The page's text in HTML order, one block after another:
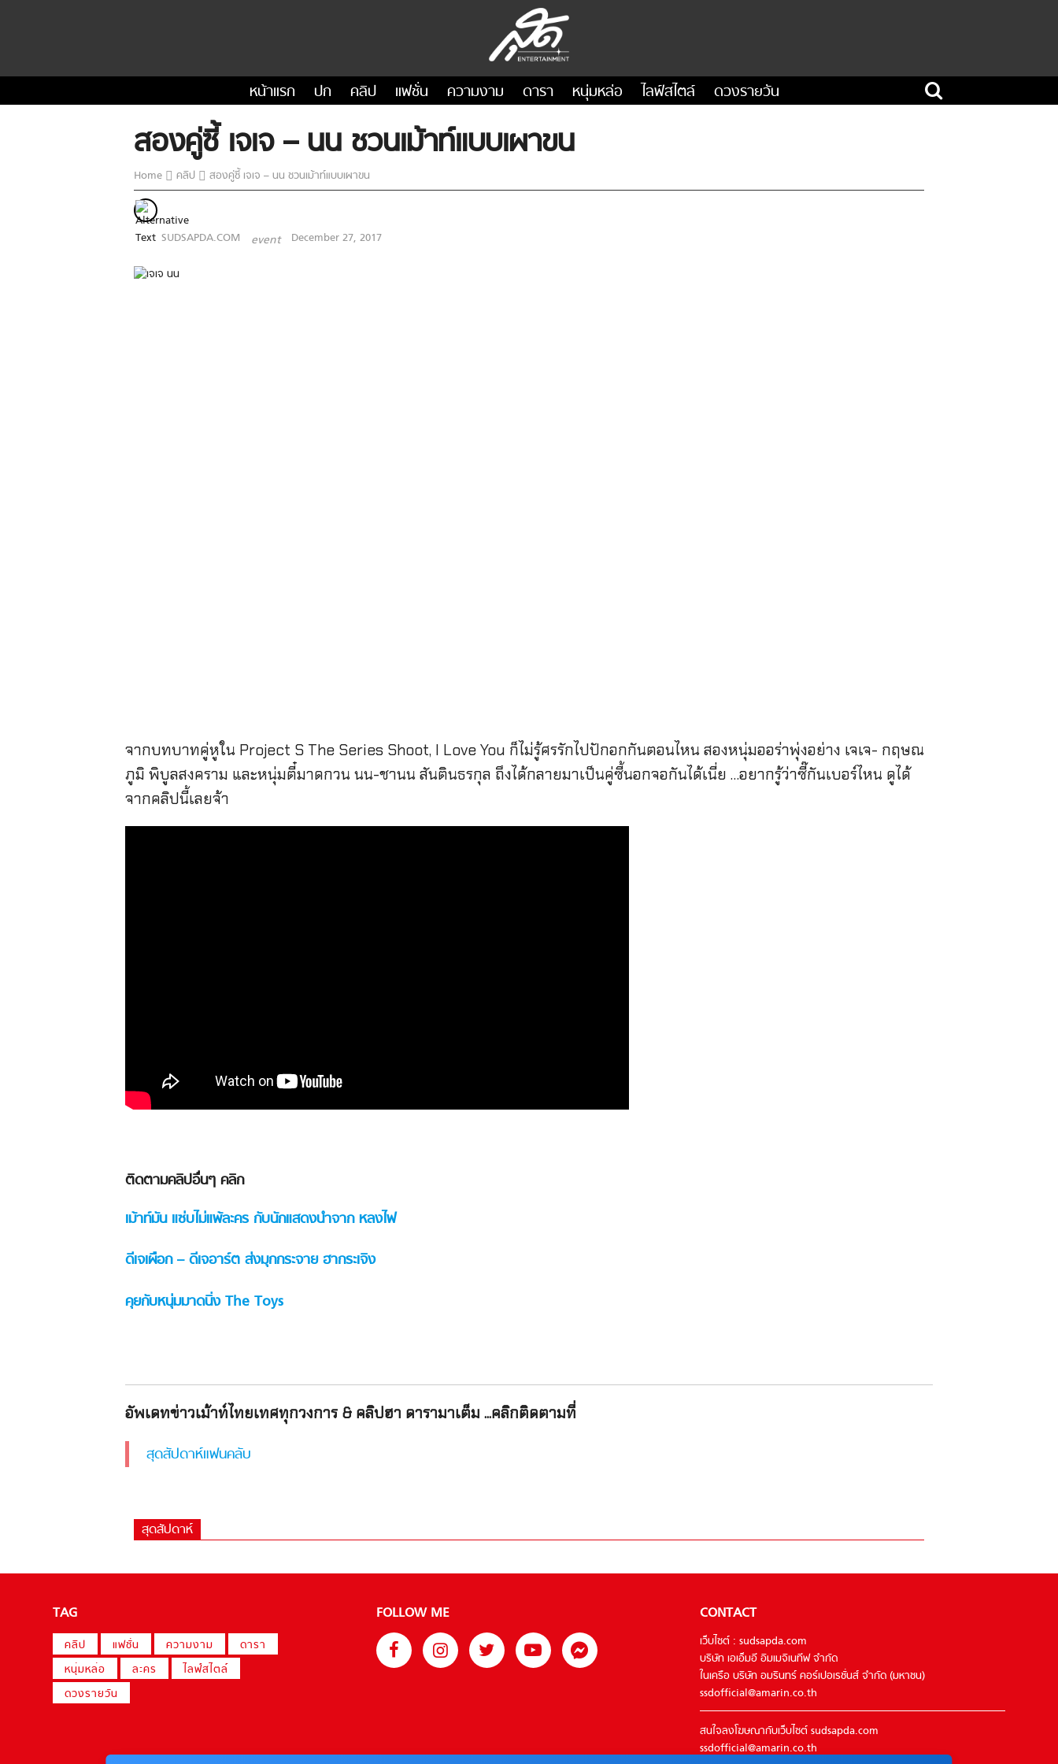
หน้าแรก ปก คลิป แฟชั่น ความงาม ดารา หนุ่มหล่อ ไลฟ์สไตล์ ดวงรายวัน
สองคู่ซี้ เจเจ – นน ชวนเม้าท์แบบเผาขน
Home คลิป สองคู่ซี้ เจเจ – นน ชวนเม้าท์แบบเผาขน
SUDSAPDA.COM event December 27, 2017
จากบทบาทคู่หูใน Project S The Series Shoot, I Love You ก็ไม่รู้ศรรักไปปักอกกันตอนไหน สองหนุ่มออร่าพุ่งอย่าง เจเจ- กฤษณ
ภูมิ พิบูลสงคราม และหนุ่มตี๋มาดกวน นน-ชานน สันตินธรกุล ถึงได้กลายมาเป็นคู่ซี้นอกจอกันได้เนี่ย …อยากรู้ว่าซี๊กันเบอร์ไหน ดูได้
จากคลิปนี้เลยจ้า
ติดตามคลิปอื่นๆ คลิก
เม้าท์มัน แซ่บไม่แพ้ละคร กับนักแสดงนำจาก หลงไฟ
ดีเจเผือก – ดีเจอาร์ต ส่งมุกกระจาย ฮากระเจิง
คุยกับหนุ่มมาดนิ่ง The Toys
อัพเดทข่าวเม้าท์ไทยเทศทุกวงการ & คลิปฮา ดารามาเต็ม ...คลิกติดตามที่
สุดสัปดาห์แฟนคลับ
สุดสัปดาห์
TAG
คลิป แฟชั่น ความงาม
ดารา
หนุ่มหล่อ
ละคร
ไลฟ์สไตล์
ดวงรายวัน
FOLLOW ME CONTACT
เว็บไซต์ : sudsapda.com
บริษัท เอเอ็มอี อิมเมจิเนทีฟ จำกัด
ในเครือ บริษัท อมรินทร์ คอร์เปอเรชั่นส์ จำกัด (มหาชน)
ssdofficial@amarin.co.th
สนใจลงโฆษณากับเว็บไซต์ sudsapda.com
ssdofficial@amarin.co.th